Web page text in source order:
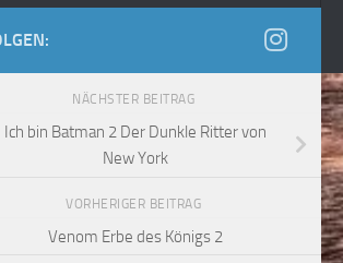
NÄCHSTER BEITRAG
Ich bin Batman 2 Der Dunkle Ritter von
New York
VORHERIGER BEITRAG
Venom Erbe des Königs 2